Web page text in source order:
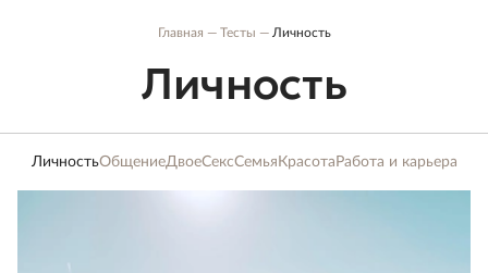
Главная Тесты Личность
Личность
ЛичностьОбщениеДвоеСексСемья Красота Работа и карьера